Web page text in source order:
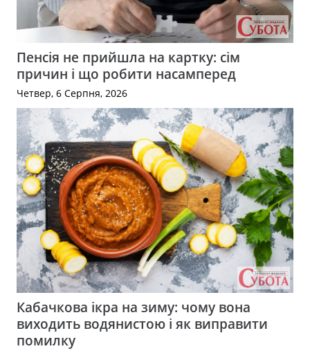
Пенсія не прийшла на картку: сім
причин і що робити насамперед
Четвер, 6 Серпня, 2026
Кабачкова ікра на зиму: чому вона
виходить водянистою і як виправити
помилку